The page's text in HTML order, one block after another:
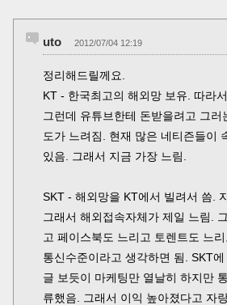
uto 2012/07/04 12:19
정리해드릴께요.
KT - 한국최고의 해외망 보유. 따라
그런데 유튜브한테 돈받을려고 그러
도가 느려짐. 현재 많은 네티즌들이
있음. 그래서 지금 가장 느림.
SKT - 해외망을 KT에서 빌려서 씀.
그래서 해외접속자체가 제일 느림.
고 페이스북도 느리고 토렌트도 느
통신수준이라고 생각하면 됨. SKT
글 보듯이 마케팅만 열날히 하지만
류했음. 그래서 이익 높아졌다고 자